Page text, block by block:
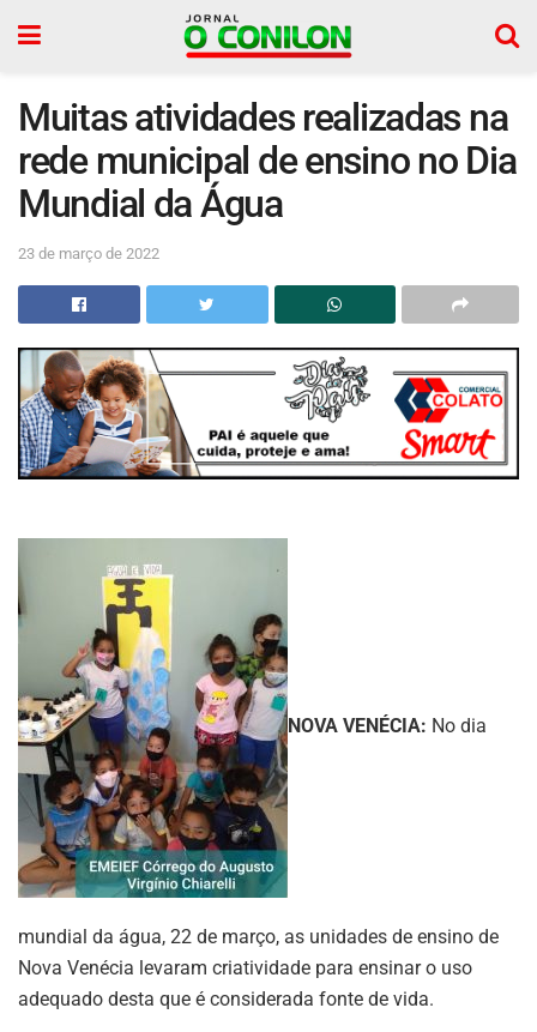
Muitas atividades realizadas na
rede municipal de ensino no Dia
Mundial da Água
23 de março de 2022
NOVA VENÉCIA: No dia
mundial da água, 22 de março, as unidades de ensino de
Nova Venécia levaram criatividade para ensinar o uso
adequado desta que é considerada fonte de vida.